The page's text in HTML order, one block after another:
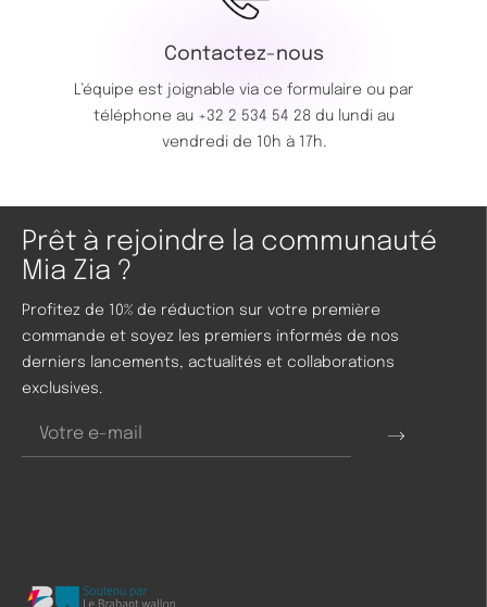
Contactez-nous
L’équipe est joignable via ce formulaire ou par
téléphone au +32 2 534 54 28du lundi au
vendredi de 10h à 17h.
Prêt à rejoindre la communauté
Mia Zia ?
Profitez de 10% de réduction sur votre première
commande et soyez les premiers informés de nos
derniers lancements, actualités et collaborations
exclusives.